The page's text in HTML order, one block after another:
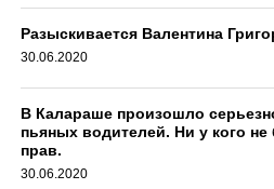
Разыскивается Валентина
30.06.2020
В Калараше произошло
пьяных водителей. Ни у кого
прав.
30.06.2020